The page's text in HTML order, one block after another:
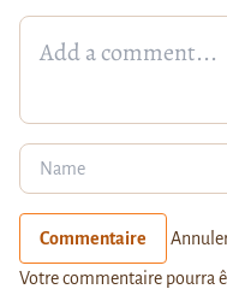
Commentaire
Votre commentaire pourra